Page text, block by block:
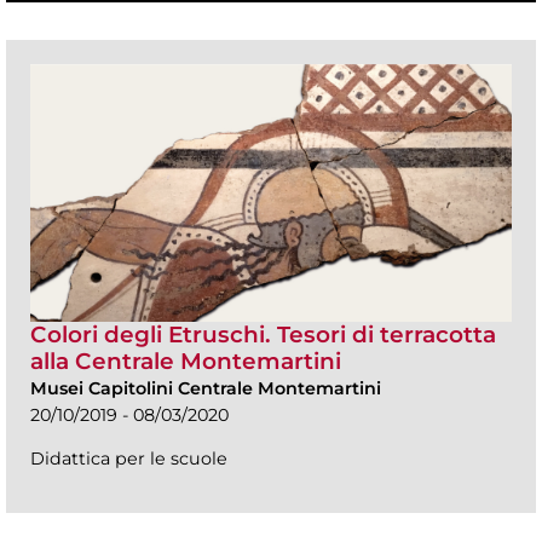
Colori degli Etruschi. Tesori di terracotta
alla Centrale Montemartini
Musei Capitolini Centrale Montemartini
20/10/2019 - 08/03/2020
Didattica per le scuole